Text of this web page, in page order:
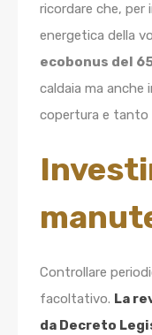
ricordare che, per
energetica della
ecobonus del
caldaia ma anche
copertura e tanto
Controllare
facoltativo. La
da Decreto